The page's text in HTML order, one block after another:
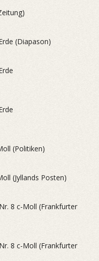
(Diapason)
(Politiken)
(Jyllands Posten)
8 c-Moll (Frankfurter
8 c-Moll (Frankfurter